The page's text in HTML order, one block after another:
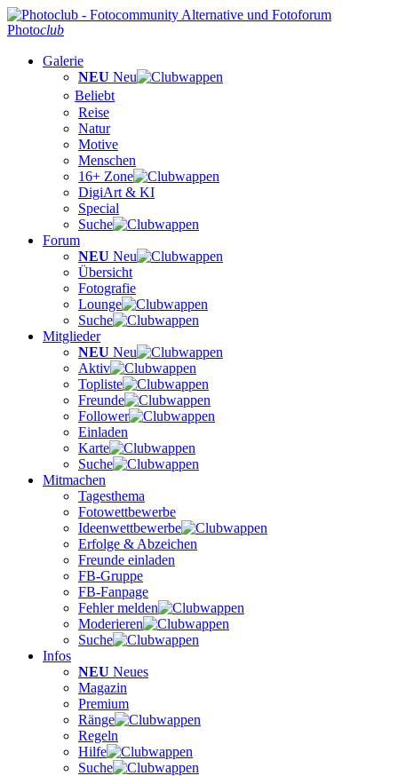
Photoclub
Galerie
NEU Neu
Beliebt
Reise
Natur
Motive
Menschen
16+ Zone
DigiArt & KI
Special
Suche
Forum
NEU Neu
Übersicht
Fotografie
Lounge
Suche
Mitglieder
NEU Neu
Aktiv
Topliste
Freunde
Follower
Einladen
Karte
Suche
Mitmachen
Tagesthema
Fotowettbewerbe
Ideenwettbewerbe
Erfolge & Abzeichen
Freunde einladen
FB-Gruppe
FB-Fanpage
Fehler melden
Moderieren
Suche
Infos
NEU Neues
Magazin
Premium
Ränge
Regeln
Hilfe
Suche